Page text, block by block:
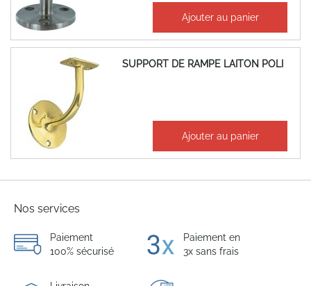
34,50 €
28,75 € Ajouter au panier
SUPPORT DE RAMPE LAITON POLI
53,89 €
44,91 € Ajouter au panier
Nos services
Paiement
100% sécurisé
Paiement en
3x sans frais